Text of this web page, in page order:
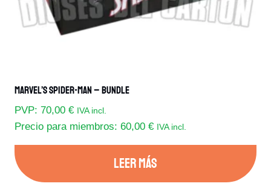
página
de
Marvel’s Spider-Man – Bundle
PVP: 70,00 € IVA incl.
Precio para miembros: 60,00 € IVA incl.
LEER MÁS